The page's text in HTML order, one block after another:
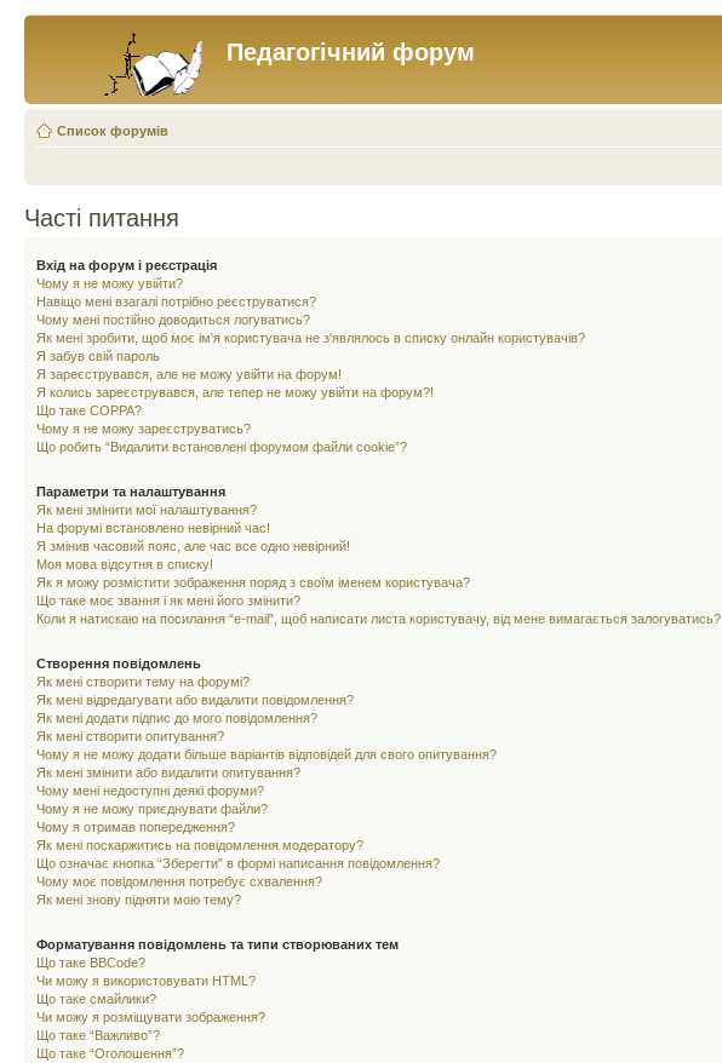
Педагогічний форум
Список форумів
Часті питання
Вхід на форум і реєстрація
Чому я не можу увійти?
Навіщо мені взагалі потрібно реєструватися?
Чому мені постійно доводиться логуватись?
Як мені зробити, щоб моє ім'я користувача не з'являлось в списку онлайн користувачів?
Я забув свій пароль
Я зареєструвався, але не можу увійти на форум!
Я колись зареєструвався, але тепер не можу увійти на форум?!
Що таке COPPA?
Чому я не можу зареєструватись?
Що робить “Видалити встановлені форумом файли cookie”?
Параметри та налаштування
Як мені змінити мої налаштування?
На форумі встановлено невірний час!
Я змінив часовий пояс, але час все одно невірний!
Моя мова відсутня в списку!
Як я можу розмістити зображення поряд з своїм іменем користувача?
Що таке моє звання і як мені його змінити?
Коли я натискаю на посилання “e-mail”, щоб написати листа користувачу, від мене вимагається залогуватись?
Створення повідомлень
Як мені створити тему на форумі?
Як мені відредагувати або видалити повідомлення?
Як мені додати підпис до мого повідомлення?
Як мені створити опитування?
Чому я не можу додати більше варіантів відповідей для свого опитування?
Як мені змінити або видалити опитування?
Чому мені недоступні деякі форуми?
Чому я не можу приєднувати файли?
Чому я отримав попередження?
Як мені поскаржитись на повідомлення модератору?
Що означає кнопка “Зберегти” в формі написання повідомлення?
Чому моє повідомлення потребує схвалення?
Як мені знову підняти мою тему?
Форматування повідомлень та типи створюваних тем
Що таке BBCode?
Чи можу я використовувати HTML?
Що таке смайлики?
Чи можу я розміщувати зображення?
Що таке “Важливо”?
Що таке “Оголошення”?